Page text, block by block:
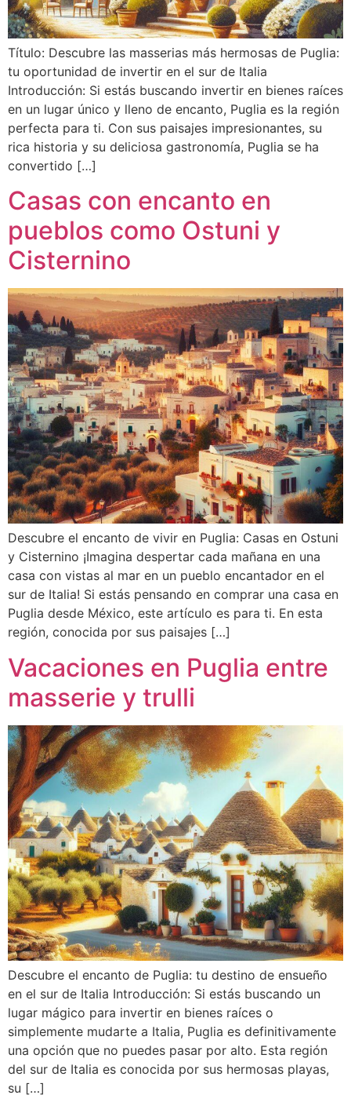
Título: Descubre las masserias más hermosas de Puglia:
tu oportunidad de invertir en el sur de Italia
Introducción: Si estás buscando invertir en bienes raíces
en un lugar único y lleno de encanto, Puglia es la región
perfecta para ti. Con sus paisajes impresionantes, su
rica historia y su deliciosa gastronomía, Puglia se ha
convertido […]
Casas con encanto en
pueblos como Ostuni y
Cisternino
Descubre el encanto de vivir en Puglia: Casas en Ostuni
y Cisternino ¡Imagina despertar cada mañana en una
casa con vistas al mar en un pueblo encantador en el
sur de Italia! Si estás pensando en comprar una casa en
Puglia desde México, este artículo es para ti. En esta
región, conocida por sus paisajes […]
Vacaciones en Puglia entre
masserie y trulli
Descubre el encanto de Puglia: tu destino de ensueño
en el sur de Italia Introducción: Si estás buscando un
lugar mágico para invertir en bienes raíces o
simplemente mudarte a Italia, Puglia es definitivamente
una opción que no puedes pasar por alto. Esta región
del sur de Italia es conocida por sus hermosas playas,
su […]